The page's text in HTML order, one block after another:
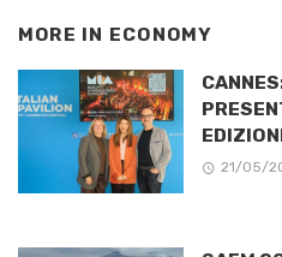
MORE IN ECONOMY
21/05/